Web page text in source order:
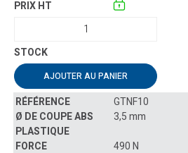
AJOUTER AU PANIER
GTNF10
3,5 mm
490 N